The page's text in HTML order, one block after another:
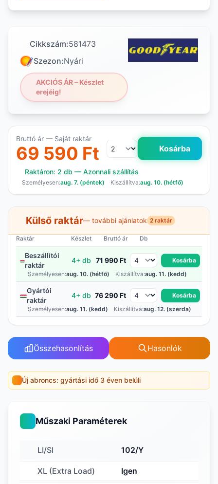
Cikkszám:581473
Szezon:Nyári
AKCIÓS ÁR – Készlet
erejéig!
Bruttó ár — Saját raktár
69 590 Ft Kosárba
Raktáron: 2 db — Azonnali szállítás
Személyesen:aug. 7. (péntek) Kiszállítva:aug. 10. (hétfő)
Külső raktár— további ajánlatok 2 raktár
Raktár Készlet Bruttó ár Db
Beszállítói
raktár
4+ db 71 990 Ft
Kosárba
Személyesen:aug. 10. (hétfő) Kiszállítva:aug. 11. (kedd)
Gyártói
raktár
4+ db 76 290 Ft
Kosárba
Személyesen:aug. 11. (kedd) Kiszállítva:aug. 12. (szerda)
Összehasonlítás Hasonlók
Új abroncs: gyártási idő 3 éven belüli
Műszaki Paraméterek
LI/SI 102/Y
XL (Extra Load) Igen